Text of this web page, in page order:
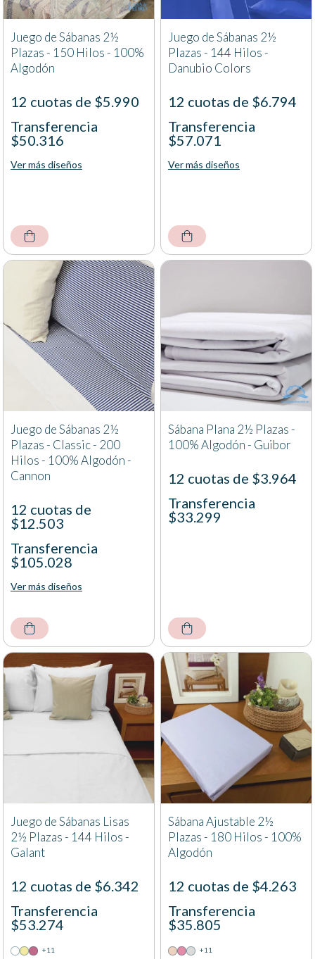
Juego de Sábanas 2½
Plazas - 150 Hilos - 100%
Algodón
12 cuotas de $5.990
Transferencia
$50.316
Ver más diseños
Juego de Sábanas 2½
Plazas - 144 Hilos -
Danubio Colors
12 cuotas de $6.794
Transferencia
$57.071
Ver más diseños
Juego de Sábanas 2½
Plazas - Classic - 200
Hilos - 100% Algodón -
Cannon
12 cuotas de
$12.503
Transferencia
$105.028
Ver más diseños
Sábana Plana 2½ Plazas -
100% Algodón - Guibor
12 cuotas de $3.964
Transferencia
$33.299
Juego de Sábanas Lisas
2½ Plazas - 144 Hilos -
Galant
12 cuotas de $6.342
Transferencia
$53.274
+11
Sábana Ajustable 2½
Plazas - 180 Hilos - 100%
Algodón
12 cuotas de $4.263
Transferencia
$35.805
+11